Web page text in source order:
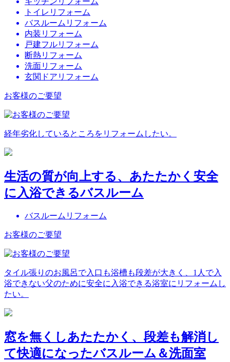
トイレリフォーム
バスルームリフォーム
内装リフォーム
戸建フルリフォーム
断熱リフォーム
洗面リフォーム
玄関ドアリフォーム
お客様のご要望
経年劣化しているところをリフォームしたい。
生活の質が向上する、あたたかく安全
に入浴できるバスルーム
バスルームリフォーム
お客様のご要望
タイル張りのお風呂で入口も浴槽も段差が大きく、1人で入
浴できない父のために安全に入浴できる浴室にリフォームし
たい。
窓を無くしあたたかく、段差も解消し
て快適になったバスルーム＆洗面室